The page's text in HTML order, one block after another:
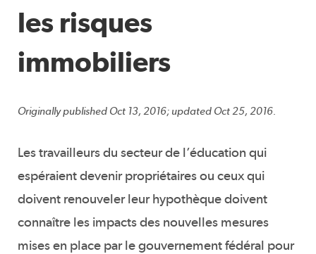
les risques
immobiliers
Originally published Oct 13, 2016; updated Oct 25, 2016.
Les travailleurs du secteur de l’éducation qui
espéraient devenir propriétaires ou ceux qui
doivent renouveler leur hypothèque doivent
connaître les impacts des nouvelles mesures
mises en place par le gouvernement fédéral pour